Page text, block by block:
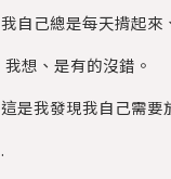
我自己總是每天揹起來
我想、是有的沒錯。
這是我發現我自己需要
.